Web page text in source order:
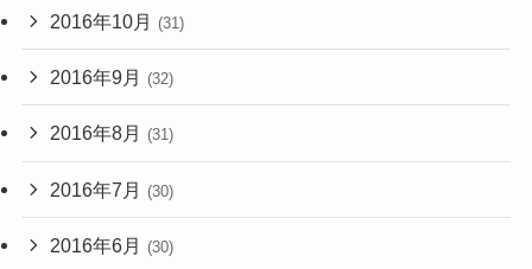
2016年10月 (31)
2016年9月 (32)
2016年8月 (31)
2016年7月 (30)
2016年6月 (30)